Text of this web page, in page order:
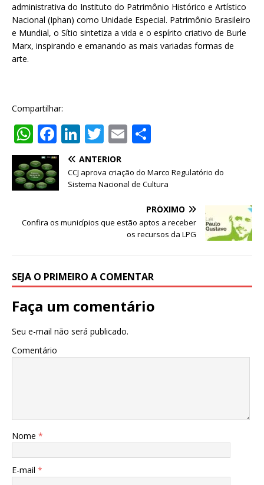
administrativa do Instituto do Patrimônio Histórico e Artístico
Nacional (Iphan) como Unidade Especial. Patrimônio Brasileiro
e Mundial, o Sítio sintetiza a vida e o espírito criativo de Burle
Marx, inspirando e emanando as mais variadas formas de
arte.
Compartilhar:
W
h
at
s
p
F
a
e
o
Li
n
k
e
n
T
w
it
te
E
ai
l
ar
e
ANTERIOR
CCJ aprova criação do Marco Regulatório do
Sistema Nacional de Cultura
PRÓXIMO
Confira os municípios que estão aptos a receber
os recursos da LPG
SEJA O PRIMEIRO A COMENTAR
Faça um comentário
Seu e-mail não será publicado.
Comentário
Nome *
E-mail *